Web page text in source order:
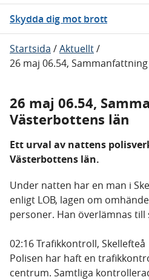
Skydda dig mot brott
Startsida /Aktuellt/
26 maj 06.54,
26 maj 06.54,
Västerbottens län
Ett urval av nattens
Västerbottens län.
Under natten har en man i
enligt LOB, lagen om
personer. Han överlämnas till
02:16 Trafikkontroll, Skellefteå
Polisen har haft en
centrum. Samtliga